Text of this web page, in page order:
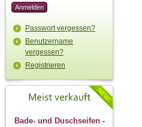
Passwort vergessen?
Benutzername
vergessen?
Registrieren
Bade- und Duschseifen -